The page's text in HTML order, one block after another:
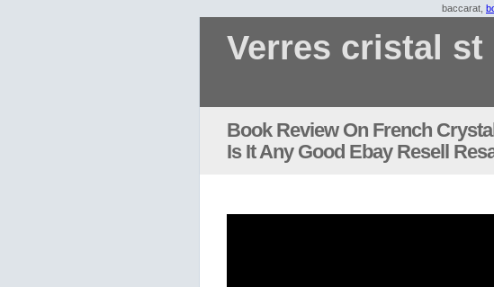
baccarat,
Verres cristal st
Book Review On French
Is It Any Good Ebay Resell